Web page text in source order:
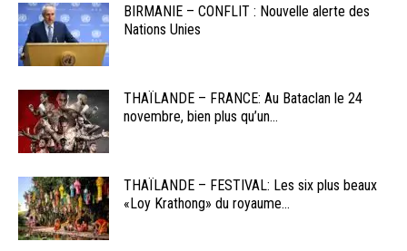
BIRMANIE – CONFLIT : Nouvelle alerte des
Nations Unies
THAÏLANDE – FRANCE: Au Bataclan le 24
novembre, bien plus qu’un...
THAÏLANDE – FESTIVAL: Les six plus beaux
«Loy Krathong» du royaume...